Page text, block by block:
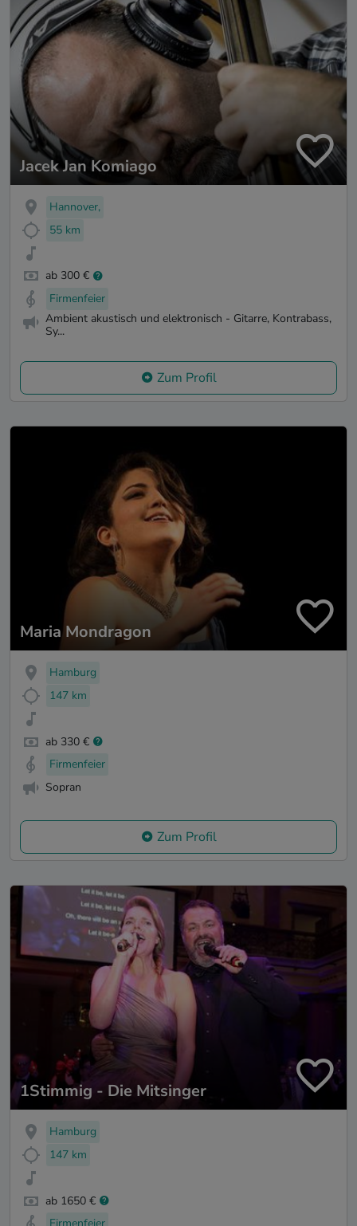
Jacek Jan Komiago
Hannover,
55 km
ab 300 €
Firmenfeier
Ambient akustisch und elektronisch - Gitarre, Kontrabass,
Sy...
Zum Profil
Maria Mondragon
Hamburg
147 km
ab 330 €
Firmenfeier
Sopran
Zum Profil
1Stimmig - Die Mitsinger
Hamburg
147 km
ab 1650 €